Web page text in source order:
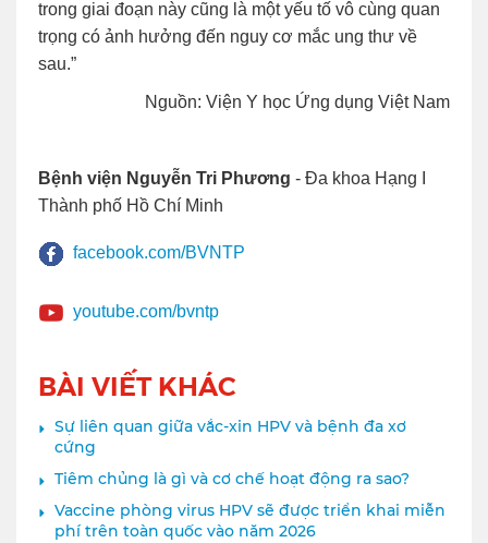
trong giai đoạn này cũng là một yếu tố vô cùng quan
trọng có ảnh hưởng đến nguy cơ mắc ung thư về
sau.”
Nguồn: Viện Y học Ứng dụng Việt Nam
Bệnh viện Nguyễn Tri Phương - Đa khoa Hạng I
Thành phố Hồ Chí Minh
facebook.com/BVNTP
youtube.com/bvntp
BÀI VIẾT KHÁC
Sự liên quan giữa vắc-xin HPV và bệnh đa xơ
cứng
Tiêm chủng là gì và cơ chế hoạt động ra sao?
Vaccine phòng virus HPV sẽ được triển khai miễn
phí trên toàn quốc vào năm 2026